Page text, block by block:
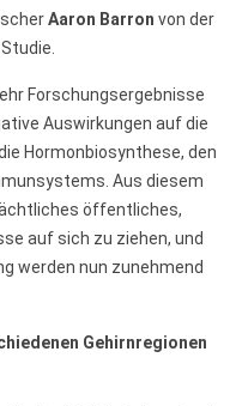
Aaron Barron von der
Forschungsergebnisse
Auswirkungen auf die
Hormonbiosynthese, den
Aus diesem
öffentliches,
auf sich zu ziehen, und
werden nun zunehmend
Gehirnregionen